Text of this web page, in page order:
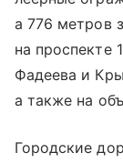
а 776 метров
на проспекте
Фадеева и
а также на
Городские